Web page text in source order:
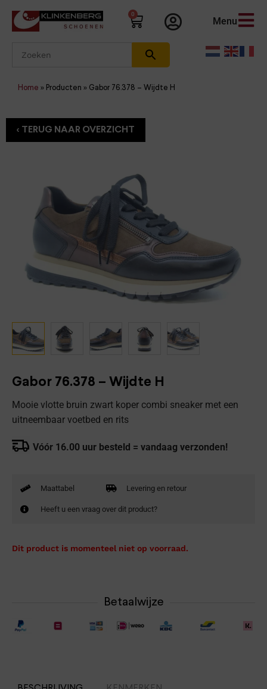
0
Menu
Home » Producten » Gabor 76.378 – Wijdte H
Gabor 76.378 – Wijdte H
Mooie vlotte bruin zwart koper combi sneaker met een
uitneembaar voetbed en rits
Vóór 16.00 uur besteld = vandaag verzonden!
Maattabel Levering en retour
Heeft u een vraag over dit product?
Dit product is momenteel niet op voorraad.
Betaalwijze